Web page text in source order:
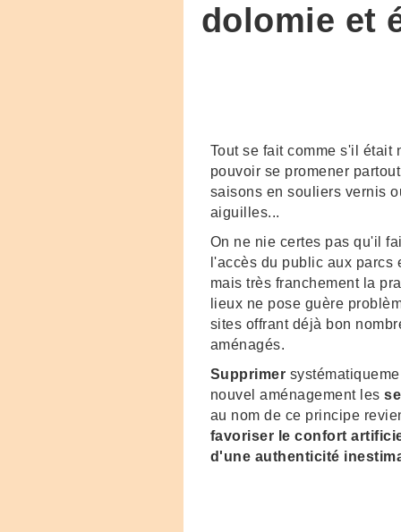
dolomie et
Tout se fait comme s'il était
pouvoir se promener
saisons en souliers vernis
aiguilles...
On ne nie certes pas qu'il
l'accès du public aux parcs
mais très franchement la
lieux ne pose guère
sites offrant déjà bon
aménagés.
Supprimer
nouvel aménagement les
au nom de ce principe
favoriser le confort
d'une authenticité